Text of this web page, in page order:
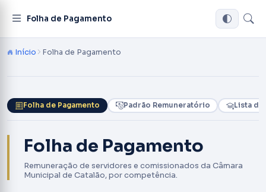
Folha de Pagamento
Início Folha de Pagamento
Folha de Pagamento Padrão Remuneratório Lista de
Folha de Pagamento
Remuneração de servidores e comissionados da Câmara
Municipal de Catalão, por competência.